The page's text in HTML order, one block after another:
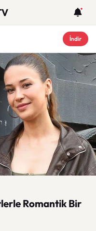
İndir
Romantik Bir